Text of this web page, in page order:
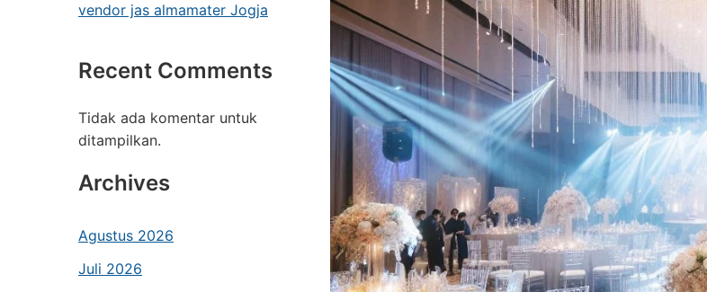
vendor jas almamater Jogja
Recent Comments
Tidak ada komentar untuk
ditampilkan.
Archives
Agustus 2026
Juli 2026